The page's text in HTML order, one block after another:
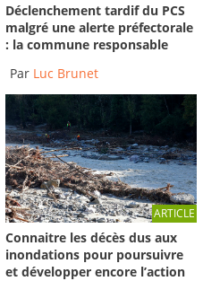
Déclenchement tardif du PCS
malgré une alerte préfectorale
: la commune responsable
Par Luc Brunet
ARTICLE
Connaitre les décès dus aux
inondations pour poursuivre
et développer encore l’action